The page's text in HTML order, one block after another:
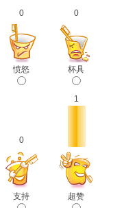
0
愤怒
0
杯具
0
支持
1
超赞